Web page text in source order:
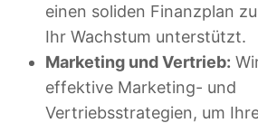
einen soliden Finanzplan
Ihr Wachstum unterstützt.
Marketing und Vertrieb:
effektive Marketing- und
Vertriebsstrategien, um